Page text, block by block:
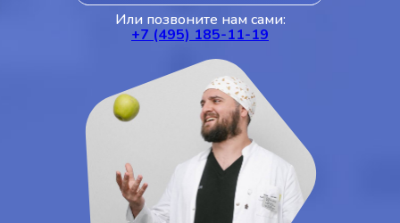
Или позвоните нам сами:
+7 (495) 185-11-19